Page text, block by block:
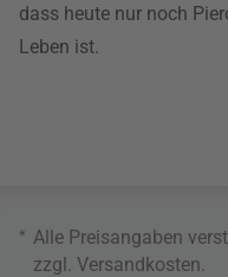
dass heute nur noch
Leben ist.
* Alle Preisangaben
zzgl. Versandkosten.